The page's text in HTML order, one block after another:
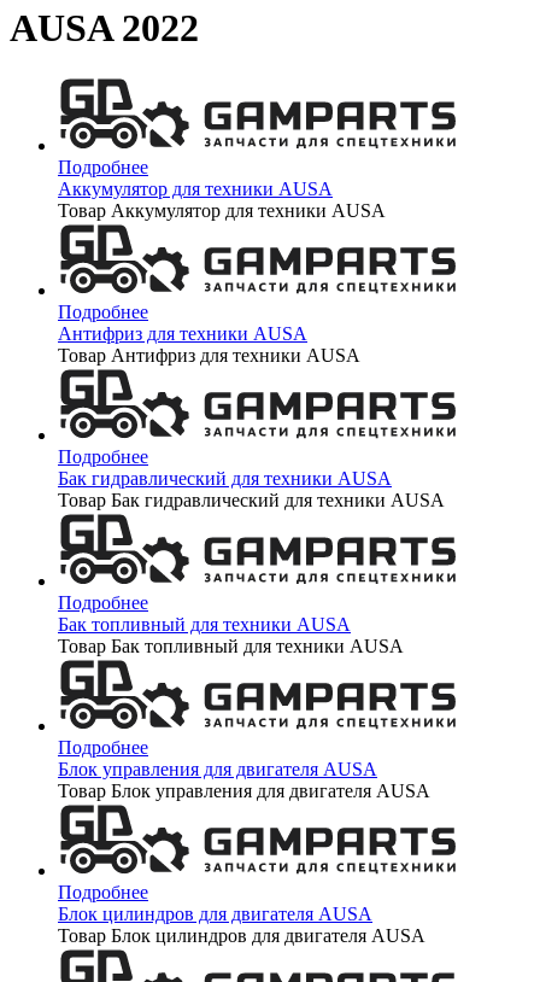
AUSA 2022
Подробнее
Аккумулятор для техники AUSA
Товар Аккумулятор для техники AUSA
Подробнее
Антифриз для техники AUSA
Товар Антифриз для техники AUSA
Подробнее
Бак гидравлический для техники AUSA
Товар Бак гидравлический для техники AUSA
Подробнее
Бак топливный для техники AUSA
Товар Бак топливный для техники AUSA
Подробнее
Блок управления для двигателя AUSA
Товар Блок управления для двигателя AUSA
Подробнее
Блок цилиндров для двигателя AUSA
Товар Блок цилиндров для двигателя AUSA